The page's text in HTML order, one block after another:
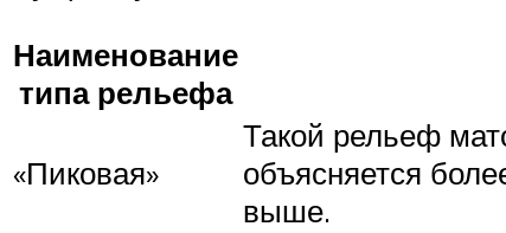
Наименование
типа рельефа
«Пиковая»
Такой рельеф
объясняется
выше.